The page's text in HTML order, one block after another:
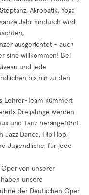
Akrobatik, Yoga
Jahr hindurch wird
ausgerichtet - auch
sind willkommen! Bei
und jede
bis hin zu den
Lehrer-Team kümmert
Dreijährige werden
und Tanz herangeführt.
Jazz Dance, Hip Hop,
Jugendliche, für jede
von unserer
unsere
der Deutschen Oper